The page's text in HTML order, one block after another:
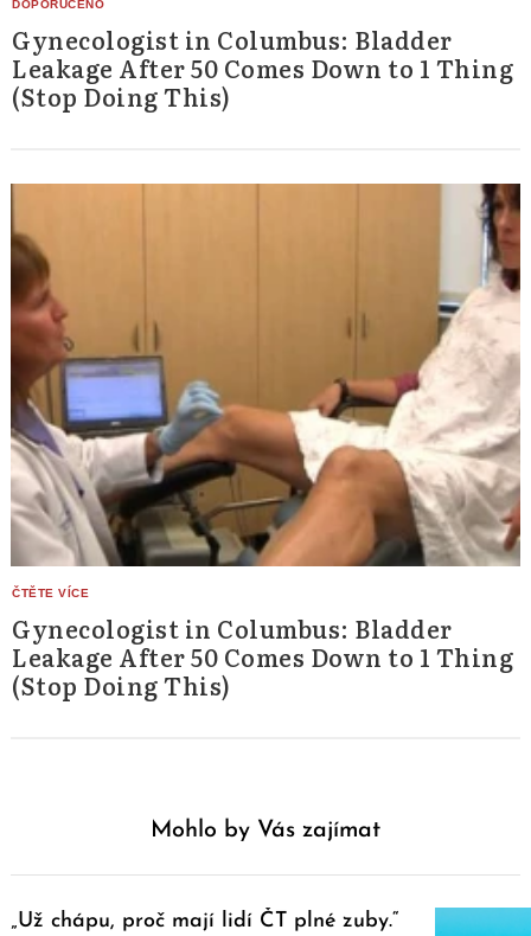
Gynecologist in Columbus: Bladder
Leakage After 50 Comes Down to 1 Thing
(Stop Doing This)
Gynecologist in Columbus: Bladder
Leakage After 50 Comes Down to 1 Thing
(Stop Doing This)
Mohlo by Vás zajímat
„Už chápu, proč mají lidí ČT plné zuby.“